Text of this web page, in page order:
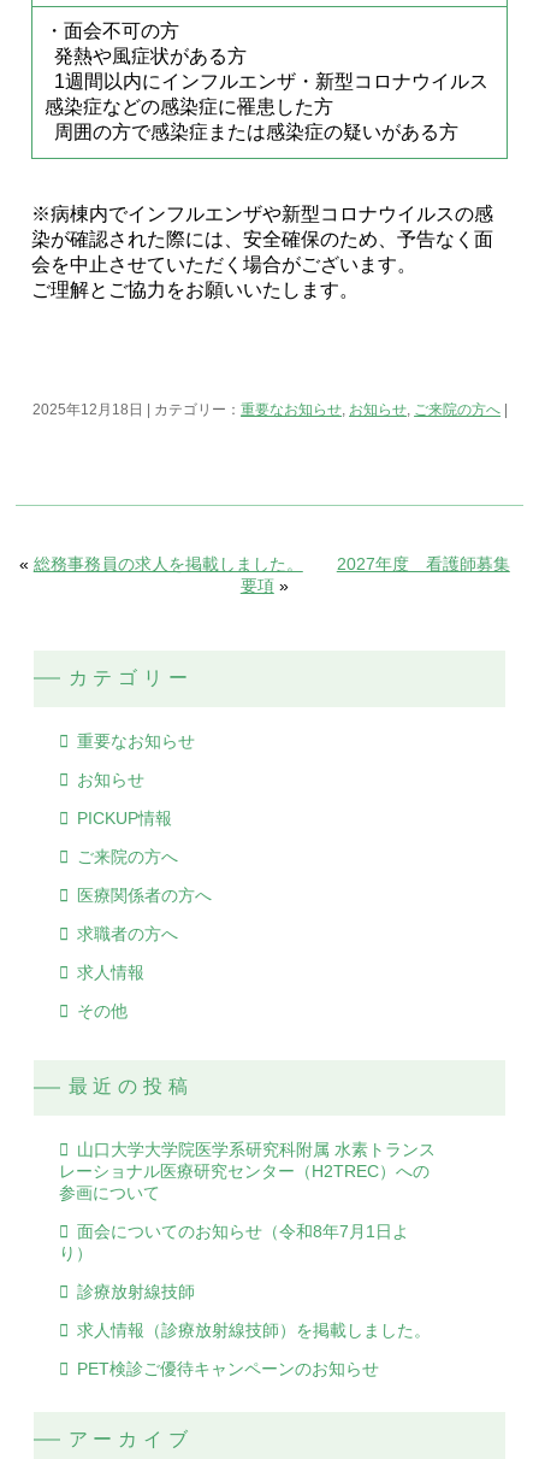
・面会不可の方
発熱や風症状がある方
1週間以内にインフルエンザ・新型コロナウイルス
感染症などの感染症に罹患した方
周囲の方で感染症または感染症の疑いがある方
※病棟内でインフルエンザや新型コロナウイルスの感
染が確認された際には、安全確保のため、予告なく面
会を中止させていただく場合がございます。
ご理解とご協力をお願いいたします。
2025年12月18日 | カテゴリー：重要なお知らせ, お知らせ, ご来院の方へ
« 総務事務員の求人を掲載しました。
2027年度 看護師募集
要項 »
カテゴリー
重要なお知らせ
お知らせ
PICKUP情報
ご来院の方へ
医療関係者の方へ
求職者の方へ
求人情報
その他
最近の投稿
山口大学大学院医学系研究科附属 水素トランス
レーショナル医療研究センター（H2TREC）への
参画について
面会についてのお知らせ（令和8年7月1日よ
り）
診療放射線技師
求人情報（診療放射線技師）を掲載しました。
PET検診ご優待キャンペーンのお知らせ
アーカイブ